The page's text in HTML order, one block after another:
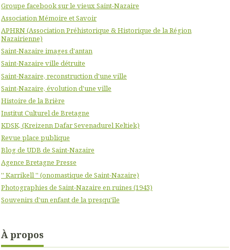
Groupe facebook sur le vieux Saint-Nazaire
Association Mémoire et Savoir
APHRN (Association Préhistorique & Historique de la Région
Nazairienne)
Saint-Nazaire images d'antan
Saint-Nazaire ville détruite
Saint-Nazaire, reconstruction d'une ville
Saint-Nazaire, évolution d'une ville
Histoire de la Brière
Institut Culturel de Bretagne
KDSK, (Kreizenn Dafar Sevenadurel Keltiek)
Revue place publique
Blog de UDB de Saint-Nazaire
Agence Bretagne Presse
'' Karrikell '' (onomastique de Saint-Nazaire)
Photographies de Saint-Nazaire en ruines (1943)
Souvenirs d'un enfant de la presqu'île
À propos